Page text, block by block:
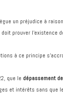
un préjudice à
prouver l’existence
à ce principe
que le dépassement
et intérêts sans que